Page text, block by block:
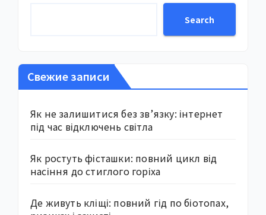
Search
Свежие записи
Як не залишитися без зв’язку: інтернет
під час відключень світла
Як ростуть фісташки: повний цикл від
насіння до стиглого горіха
Де живуть кліщі: повний гід по біотопах,